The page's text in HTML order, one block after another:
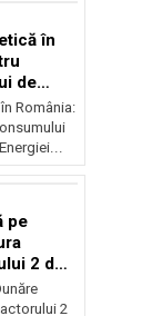
în
de
România:
pe
2 de
2